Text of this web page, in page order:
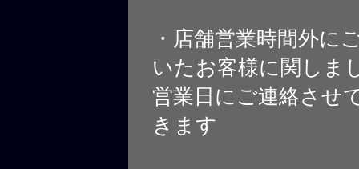
・店舗営業時間外に
いたお客様に関しま
営業日にご連絡させ
きます